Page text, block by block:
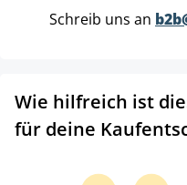
Schreib uns an
Wie hilfreich ist
für deine